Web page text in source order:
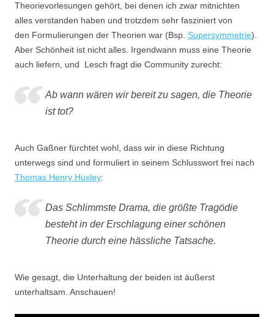
Theorievorlesungen gehört, bei denen ich zwar mitnichten
alles verstanden haben und trotzdem sehr fasziniert von
den Formulierungen der Theorien war (Bsp. Supersymmetrie).
Aber Schönheit ist nicht alles. Irgendwann muss eine Theorie
auch liefern, und Lesch fragt die Community zurecht:
Ab wann wären wir bereit zu sagen, die Theorie
ist tot?
Auch Gaßner fürchtet wohl, dass wir in diese Richtung
unterwegs sind und formuliert in seinem Schlusswort frei nach
Thomas Henry Huxley:
Das Schlimmste Drama, die größte Tragödie
besteht in der Erschlagung einer schönen
Theorie durch eine hässliche Tatsache.
Wie gesagt, die Unterhaltung der beiden ist äußerst
unterhaltsam. Anschauen!